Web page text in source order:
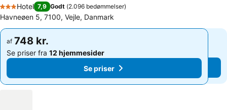
3 Stjerner
Hotel 7,9 Godt (2.096 bedømmelser)
Havneøen 5, 7100, Vejle, Danmark
af 748 kr.
Se priser fra 12 hjemmesider
Se priser
af 748 kr.
Se priser fra 12 hjemmesider
Se priser